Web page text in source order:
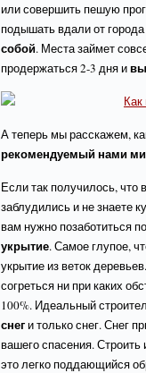
или совершить пешую
подышать вдали от
собой. Места займет
продержаться 2-3 дня и
А теперь мы расскажем,
рекомендуемый нами
Если так получилось, что
заблудились и не знаете
вам нужно позаботиться
укрытие. Самое глупое,
укрытие из веток
согреться ни при каких
100%. Идеальный
снеги только снег. Снег
вашего спасения. Строить
это легко поддающийся